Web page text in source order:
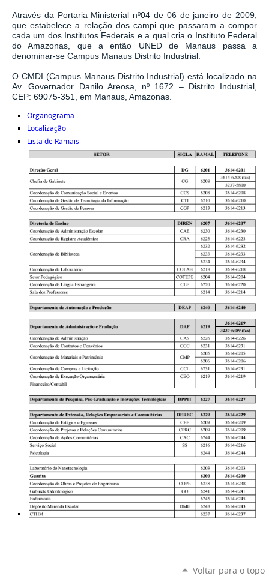
Através da Portaria Ministerial nº04 de 06 de janeiro de 2009,
que estabelece a relação dos campi que passaram a compor
cada um dos Institutos Federais e a qual cria o Instituto Federal
do Amazonas, que a então UNED de Manaus passa a
denominar-se Campus Manaus Distrito Industrial.
O CMDI (Campus Manaus Distrito Industrial) está localizado na
Av. Governador Danilo Areosa, nº 1672 – Distrito Industrial,
CEP: 69075-351, em Manaus, Amazonas.
Organograma
Localização
Lista de Ramais
Voltar para o topo